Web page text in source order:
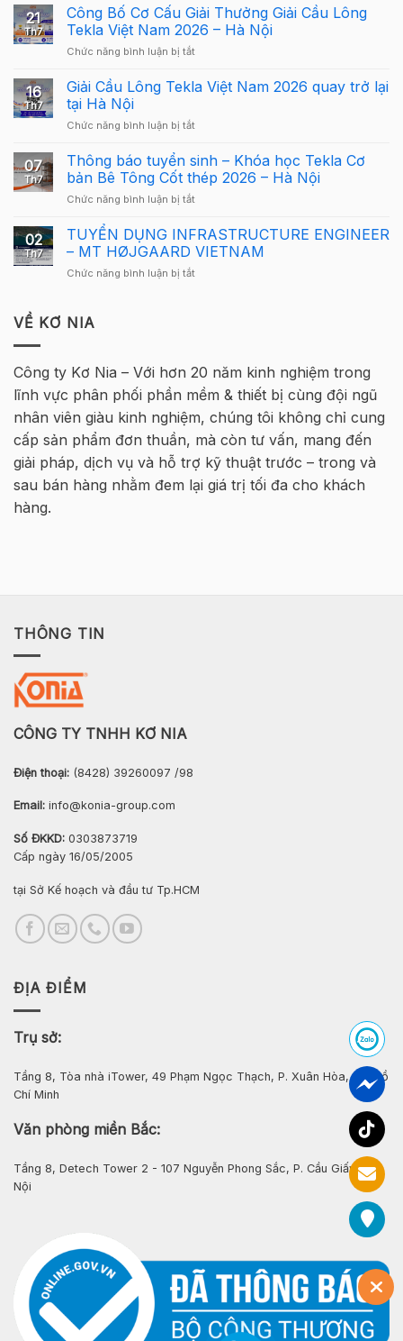
Tekla
Structures
Carbon
–
dẫn
Tekla
cho
người
21
Th7
Công Bố Cơ Cấu Giải Thưởng Giải Cầu Lông
Tekla Việt Nam 2026 – Hà Nội
Chức năng bình luận bị tắtở
Bố
Giải
Giải
Cầu
Lông
Tekla
Nam
2026
Hà
16
Th7
Giải Cầu Lông Tekla Việt Nam 2026 quay trở lại
tại Hà Nội
Chức năng bình luận bị tắtở
Cầu
Lông
Tekla
Việt
2026
quay
lại
07
Th7
Thông báo tuyển sinh – Khóa học Tekla Cơ
bản Bê Tông Cốt thép 2026 – Hà Nội
Chức năng bình luận bị tắtở
báo
tuyển
sinh
–
Bê
Cốt
thép
2026
–
Hà
Nội
02
Th7
TUYỂN DỤNG INFRASTRUCTURE ENGINEER
– MT HØJGAARD VIETNAM
Chức năng bình luận bị tắtở
MT
HØJGAARD
VIETNAM
VỀ KƠ NIA
Công ty Kơ Nia – Với hơn 20 năm kinh nghiệm trong
lĩnh vực phân phối phần mềm & thiết bị cùng đội ngũ
nhân viên giàu kinh nghiệm, chúng tôi không chỉ cung
cấp sản phẩm đơn thuần, mà còn tư vấn, mang đến
giải pháp, dịch vụ và hỗ trợ kỹ thuật trước – trong và
sau bán hàng nhằm đem lại giá trị tối đa cho khách
hàng.
THÔNG TIN
CÔNG TY TNHH KƠ NIA
Điện thoại: (8428) 39260097 /98
Email: info@konia-group.com
Số ĐKKD: 0303873719
Cấp ngày 16/05/2005
tại Sở Kế hoạch và đầu tư Tp.HCM
ĐỊA ĐIỂM
Trụ sở:
Tầng 8, Tòa nhà iTower, 49 Phạm Ngọc Thạch, P. Xuân Hòa, Tp. Hồ
Chí Minh
Văn phòng miền Bắc:
Tầng 8, Detech Tower 2 - 107 Nguyễn Phong Sắc, P. Cầu Giấy, Hà
Nội